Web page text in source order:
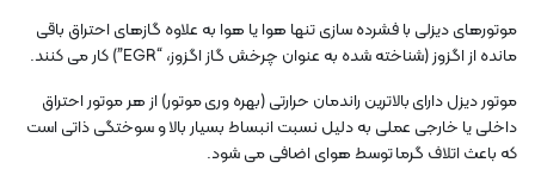
موتورهای دیزلی با فشرده سازی تنها هوا یا هوا به علاوه گازهای احتراق باقی
مانده از اگزوز (شناخته شده به عنوان چرخش گاز اگزوز، “EGR”) کار می کنند.
موتور دیزل دارای بالاترین راندمان حرارتی (بهره وری موتور) از هر موتور احتراق
داخلی یا خارجی عملی به دلیل نسبت انبساط بسیار بالا و سوختگی ذاتی است
که باعث اتلاف گرما توسط هوای اضافی می شود.